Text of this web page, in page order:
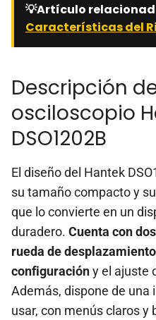
💡Artículo
Características del
Descripción
osciloscopio
DSO1202B
El diseño del Hantek
su tamaño compacto y
que lo convierte en un
duradero. Cuenta con
rueda de
configuracióny el ajuste
Además, dispone de
usar, con menús claros y